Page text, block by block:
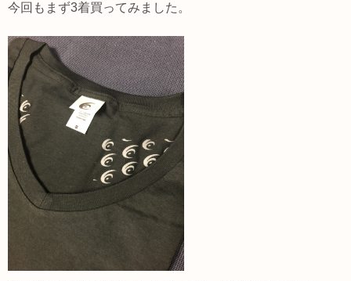
今回もまず3着買ってみました。